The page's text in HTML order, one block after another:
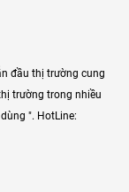
đầu thị trường cung
trường trong nhiều
". HotLine: